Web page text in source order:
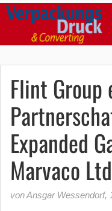
Flint Group
Expanded
Marvaco
von Ansgar Wessendorf,